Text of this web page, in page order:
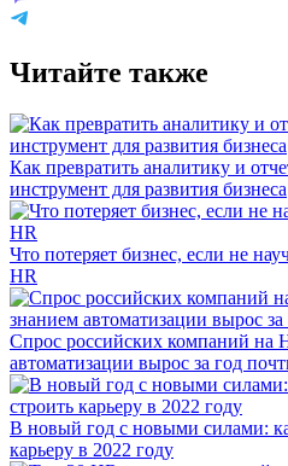
Читайте также
Как превратить аналитику и
инструмент для развития бизнеса
Что потеряет бизнес, если не
HR
Спрос российских компаний на
автоматизации вырос за год
В новый год с новыми силами:
карьеру в 2022 году